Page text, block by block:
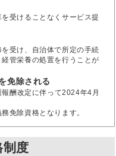
受けることなくサービス提
受け、自治体で所定の手続
管栄養の処置を行うことが
免除される
酬改定に伴って2024年4月
免除資格となります。
度